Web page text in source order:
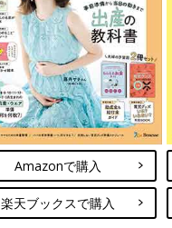
Amazonで購入
楽天ブックスで購入